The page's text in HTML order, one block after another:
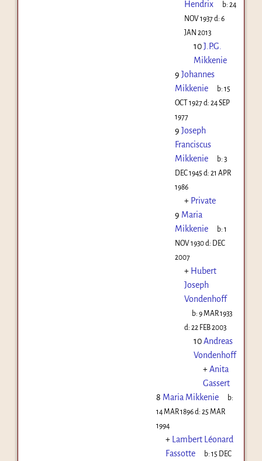
Hendrix
b:24
NOV 1937d: 6
JAN 2013
10J.P.G.
Mikkenie
9 Johannes
Mikkenie
b:15
OCT 1927d: 24 SEP
1977
9 Joseph
Franciscus
Mikkenie
b:3
DEC 1945 d: 21 APR
1986
+ Private
9 Maria
Mikkenie
b:1
NOV 1930d: DEC
2007
+ Hubert
Joseph
Vondenhoff
b:9 MAR 1933
d: 22 FEB 2003
10Andreas
Vondenhoff
+Anita
Gassert
8 Maria Mikkenie
b:
14 MAR 1896d: 25 MAR
1994
+ Lambert Léonard
Fassotte
b:15 DEC